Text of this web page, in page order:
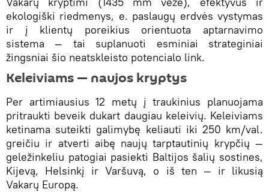
ekologiški riedmenys, e. paslaugų erdvės vystymas
ir į klientų poreikius orientuota aptarnavimo
sistema — tai suplanuoti esminiai strateginiai
žingsniai šio neatskleisto potencialo link.
Keleiviams — naujos kryptys
Per artimiausius 12 metų į traukinius planuojama
pritraukti beveik dukart daugiau keleivių. Keleiviams
ketinama suteikti galimybę keliauti iki 250 km/val.
greičiu ir atverti aibę naujų tarptautinių krypčių —
geležinkeliu patogiai pasiekti Baltijos šalių sostines,
Kijevą, Helsinkį ir Varšuvą, o iš ten — ir likusią
Vakarų Europą.